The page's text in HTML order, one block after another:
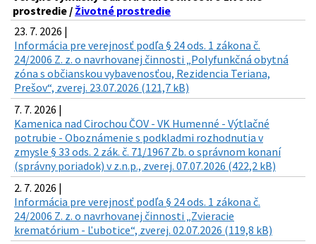
prostredie / Životné prostredie
23. 7. 2026 |
Informácia pre verejnosť podľa § 24 ods. 1 zákona č.
24/2006 Z. z. o navrhovanej činnosti „Polyfunkčná obytná
zóna s občianskou vybavenosťou, Rezidencia Teriana,
Prešov“, zverej. 23.07.2026 (121,7 kB)
7. 7. 2026 |
Kamenica nad Cirochou ČOV - VK Humenné - Výtlačné
potrubie - Oboznámenie s podkladmi rozhodnutia v
zmysle § 33 ods. 2 zák. č. 71/1967 Zb. o správnom konaní
(správny poriadok) v z.n.p., zverej. 07.07.2026 (422,2 kB)
2. 7. 2026 |
Informácia pre verejnosť podľa § 24 ods. 1 zákona č.
24/2006 Z. z. o navrhovanej činnosti „Zvieracie
krematórium - Ľubotice“, zverej. 02.07.2026 (119,8 kB)